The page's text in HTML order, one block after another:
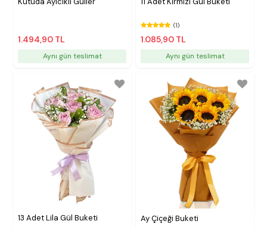
1.494,90 TL
Aynı gün teslimat
(1)
1.085,90 TL
Aynı gün teslimat
13 Adet Lila Gül Buketi Ay Çiçeği Buketi